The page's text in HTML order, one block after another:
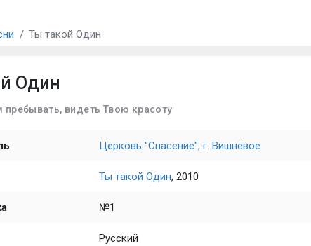
Ты такой Один
Один
видеть Твою красоту
Церковь "Спасение", г. Вишнёвое
Ты такой Один, 2010
№1
Русский